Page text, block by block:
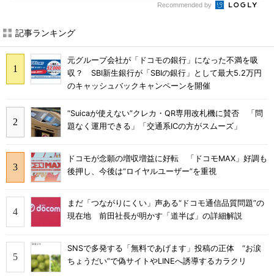
Recommended by
記事ランキング
元グループ会社が「ドコモの銀行」になった不満を吸
収？ SBI新生銀行が「SBIの銀行」として最大5.2万円
のキャッシュバックキャンペーンを開催
“Suicaが使えない”クレカ・QR専用改札機に賛否 「問
題なく運用できる」「交通系ICの方がスムーズ」
ドコモが念願の増収増益に好転 「ドコモMAX」好調も
後押し、今後は“ロイヤルユーザー”を重視
まだ「つながりにくい」声ある“ドコモ通信品質問題”の
現在地 前田社長が明かす「道半ば」の詳細解説
SNSで多発する「無料であげます」投稿の正体 “お涙
ちょうだい”で偽サイトやLINEへ誘導するカラクリ